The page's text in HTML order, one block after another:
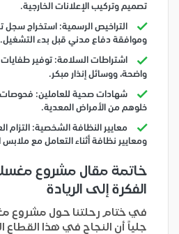
تصميم وتركيب الإعلانات الخارجية.
التراخيص الرسمية: استخراج سجل
وموافقة دفاع مدني قبل بدء التشغيل.
اشتراطات السلامة: توفير
واضحة، ووسائل إنذار مبكر.
شهادات صحية للعاملين: فحوصات
خلوهم من الأمراض المعدية.
معايير النظافة الشخصية: التزام
ومعايير نظافة أثناء التعامل مع ملابس
خاتمة مقال مشروع
الفكرة إلى الريادة
في ختام رحلتنا حول مشروع
جلياً أن النجاح في هذا